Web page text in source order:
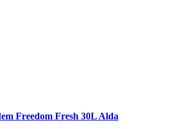
Freedom Fresh 30L Alda